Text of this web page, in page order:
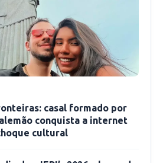
maior, e aproveitou para
a reeleição do
do Centro de Convenções,
para o município
casal formado por
conquista a internet
cultural